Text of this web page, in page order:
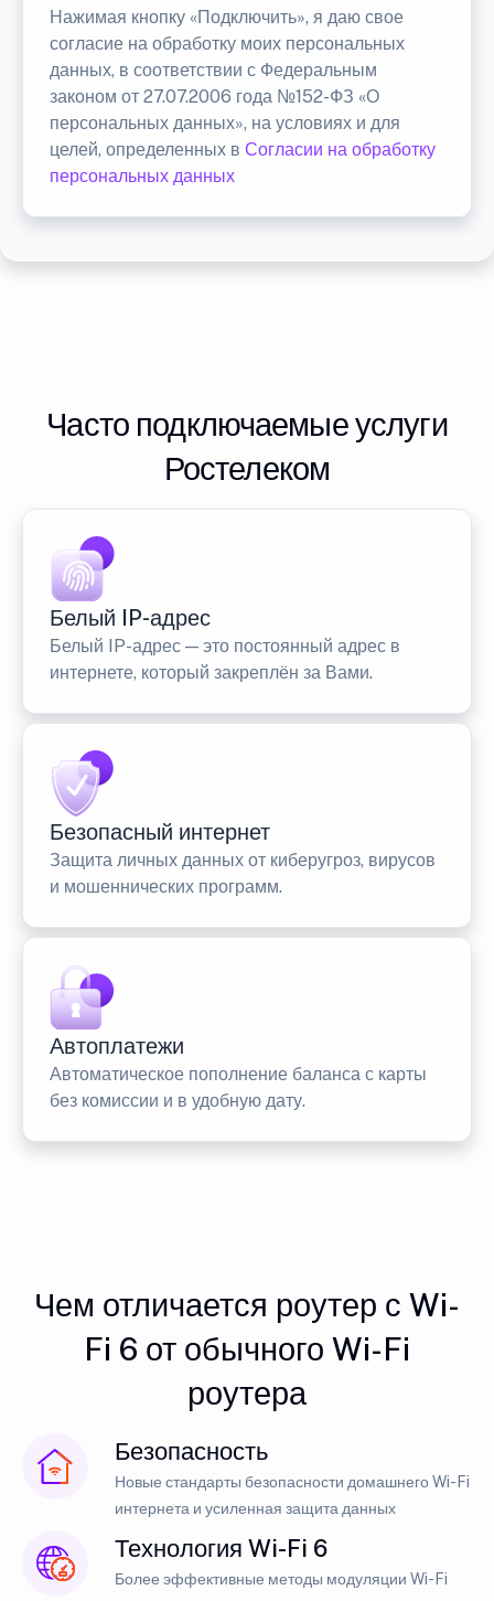
Нажимая кнопку «Подключить», я даю свое
согласие на обработку моих персональных
данных, в соответствии с Федеральным
законом от 27.07.2006 года №152-ФЗ «О
персональных данных», на условиях и для
целей, определенных в Согласии на обработку
персональных данных
Часто подключаемые услуги
Ростелеком
Белый IP-адрес
Белый IP-адрес — это постоянный адрес в
интернете, который закреплён за Вами.
Безопасный интернет
Защита личных данных от киберугроз, вирусов
и мошеннических программ.
Автоплатежи
Автоматическое пополнение баланса с карты
без комиссии и в удобную дату.
Чем отличается роутер с Wi-
Fi 6 от обычного Wi-Fi
роутера
Безопасность
Новые стандарты безопасности домашнего Wi-Fi
интернета и усиленная защита данных
Технология Wi-Fi 6
Более эффективные методы модуляции Wi-Fi